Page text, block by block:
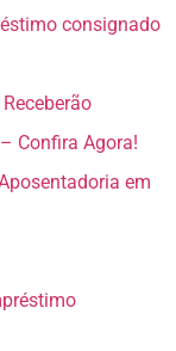
consignado
Confira Agora!
em